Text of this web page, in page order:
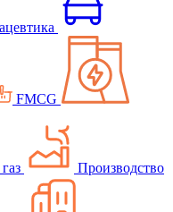
FMCG
Производство